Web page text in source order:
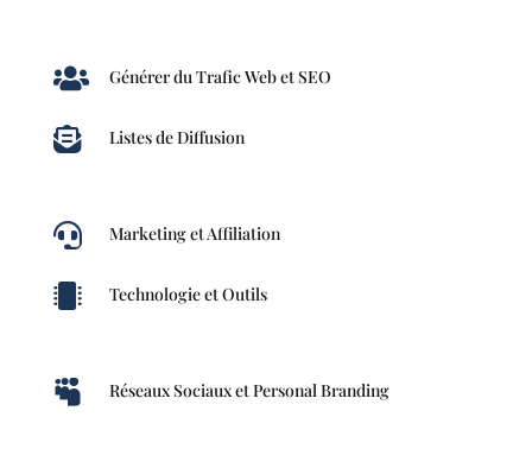
 Générer du Trafic Web et SEO
 Listes de Diffusion
 Marketing et Affiliation
 Technologie et Outils
 Réseaux Sociaux et Personal Branding